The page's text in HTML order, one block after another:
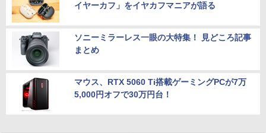
イヤーカフ」をイヤカフマニアが語る
ソニーミラーレス一眼の大特集！ 見どころ記事
まとめ
マウス、RTX 5060 Ti搭載ゲーミングPCが7万
5,000円オフで30万円台！